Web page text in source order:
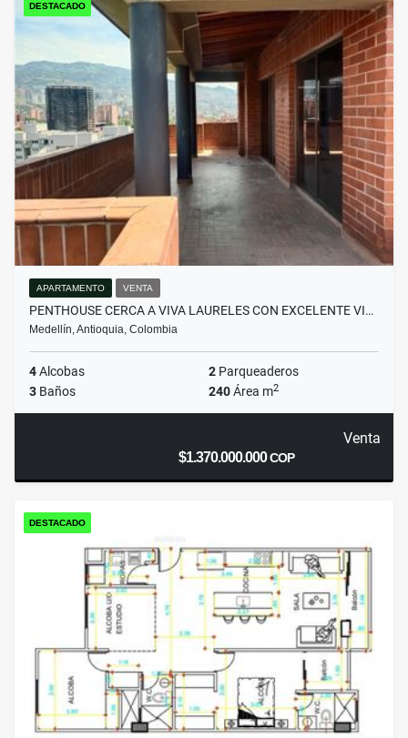
DESTACADO
APARTAMENTO VENTA
PENTHOUSE CERCA A VIVA LAURELES CON EXCELENTE VI…
Medellín, Antioquia, Colombia
4Alcobas 2 Parqueaderos
3 Baños 240Área m2
Venta
$1.370.000.000COP
DESTACADO